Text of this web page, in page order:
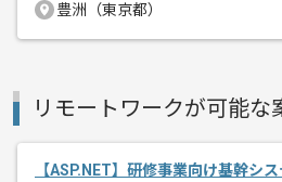
豊洲（東京都）
リモートワークが可能な
【ASP.NET】研修事業向け基幹シ